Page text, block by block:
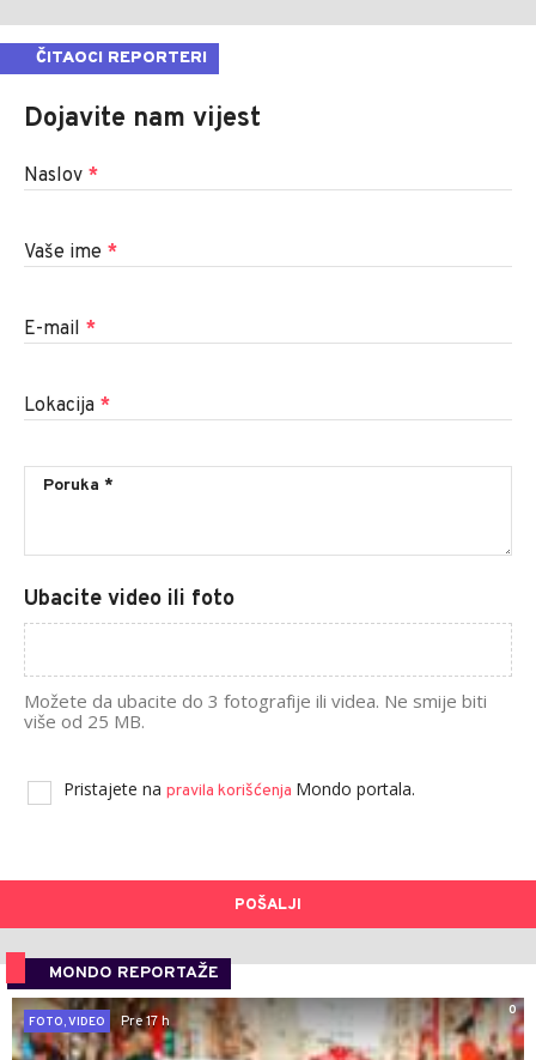
ČITAOCI REPORTERI
Dojavite nam vijest
Naslov *
Vaše ime *
E-mail *
Lokacija *
Ubacite video ili foto
Možete da ubacite do 3 fotografije ili videa. Ne smije biti
više od 25 MB.
Pristajete na pravila korišćenja Mondo portala.
POŠALJI
MONDO REPORTAŽE
0
FOTO, VIDEO
Pre 17 h